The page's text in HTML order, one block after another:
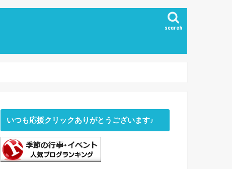
search
いつも応援クリックありがとうございます♪